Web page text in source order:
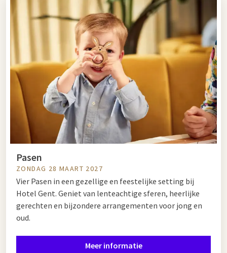
Pasen
ZONDAG 28 MAART 2027
Vier Pasen in een gezellige en feestelijke setting bij
Hotel Gent. Geniet van lenteachtige sferen, heerlijke
gerechten en bijzondere arrangementen voor jong en
oud.
Meer informatie